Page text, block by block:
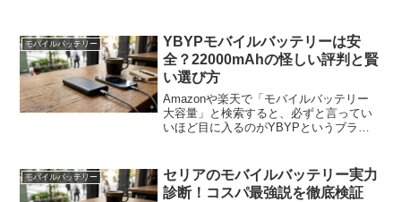
モバイルバッテリー
YBYPモバイルバッテリーは安
全？22000mAhの怪しい評判と賢
い選び方
Amazonや楽天で「モバイルバッテリー
大容量」と検索すると、必ずと言ってい
いほど目に入るのがYBYPというブラン
「超小型」「4本ケーブル内蔵」と、欲し
い機...
モバイルバッテリー
セリアのモバイルバッテリー実力
診断！コスパ最強説を徹底検証